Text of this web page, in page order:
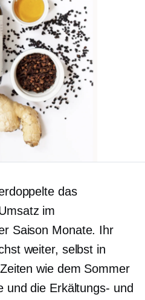
das
im
Saison Monate. Ihr
weiter, selbst in
wie dem Sommer
und die Erkältungs- und